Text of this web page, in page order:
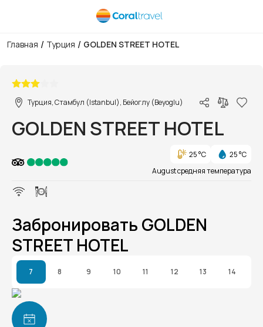
Главная / Турция / GOLDEN STREET HOTEL
Турция, Стамбул (Istanbul), Бейоглу (Beyoglu)
GOLDEN STREET HOTEL
25 °C
25 °C
August средняя температура
Забронировать GOLDEN
STREET HOTEL
7 8 9 10 11 12 13 14